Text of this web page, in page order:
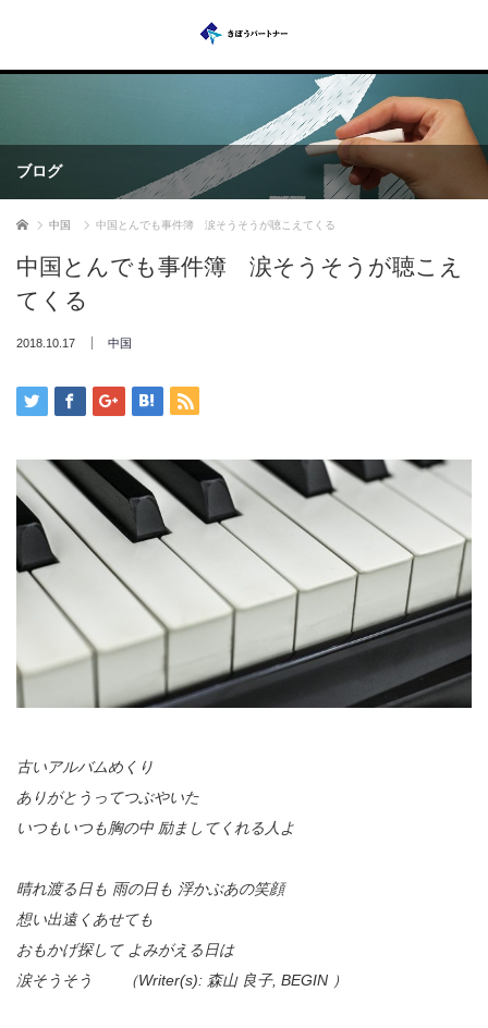
ブログ
ホーム 中国 中国とんでも事件簿 涙そうそうが聴こえてくる
中国とんでも事件簿 涙そうそうが聴こえ
てくる
2018.10.17 中国
古いアルバムめくり
ありがとうってつぶやいた
いつもいつも胸の中 励ましてくれる人よ
晴れ渡る日も 雨の日も 浮かぶあの笑顔
想い出遠くあせても
おもかげ探して よみがえる日は
涙そうそう （Writer(s): 森山 良子, BEGIN ）